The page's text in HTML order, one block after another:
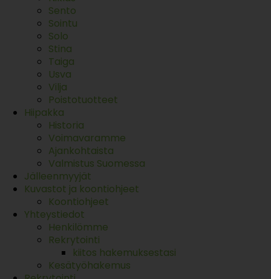
Sento
Sointu
Solo
Stina
Taiga
Usva
Vilja
Poistotuotteet
Hiipakka
Historia
Voimavaramme
Ajankohtaista
Valmistus Suomessa
Jälleenmyyjät
Kuvastot ja koontiohjeet
Koontiohjeet
Yhteystiedot
Henkilömme
Rekrytointi
kiitos hakemuksestasi
Kesätyöhakemus